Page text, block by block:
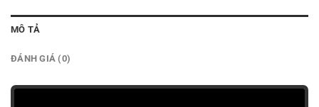
MÔ TẢ
ĐÁNH GIÁ (0)